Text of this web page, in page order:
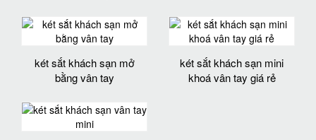
két sắt khách sạn mở
bằng vân tay
két sắt khách sạn mini
khoá vân tay giá rẻ